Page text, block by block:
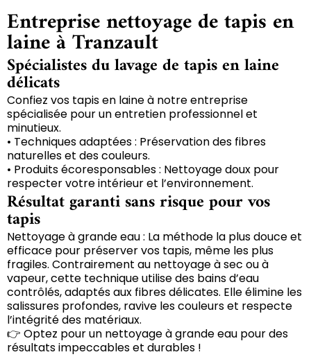
Entreprise nettoyage de tapis en
laine à Tranzault
Spécialistes du lavage de tapis en laine
délicats
Confiez vos tapis en laine à notre entreprise
spécialisée pour un entretien professionnel et
minutieux.
• Techniques adaptées : Préservation des fibres
naturelles et des couleurs.
• Produits écoresponsables : Nettoyage doux pour
respecter votre intérieur et l’environnement.
Résultat garanti sans risque pour vos
tapis
Nettoyage à grande eau : La méthode la plus douce et
efficace pour préserver vos tapis, même les plus
fragiles. Contrairement au nettoyage à sec ou à
vapeur, cette technique utilise des bains d’eau
contrôlés, adaptés aux fibres délicates. Elle élimine les
salissures profondes, ravive les couleurs et respecte
l’intégrité des matériaux.
👉 Optez pour un nettoyage à grande eau pour des
résultats impeccables et durables !